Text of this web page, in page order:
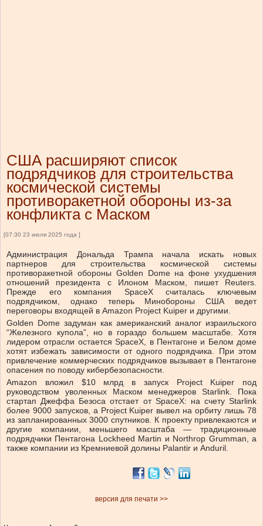
США расширяют список
подрядчиков для строительства
космической системы
противоракетной обороны из-за
конфликта с Маском
[07:30 23 июля 2025 года ]
Администрация Дональда Трампа начала искать новых
партнеров для строительства космической системы
противоракетной обороны Golden Dome на фоне ухудшения
отношений президента с Илоном Маском, пишет Reuters.
Прежде его компания SpaceX считалась ключевым
подрядчиком, однако теперь Минобороны США ведет
переговоры входящей в Amazon Project Kuiper и другими.
Golden Dome задуман как американский аналог израильского
“Железного купола”, но в гораздо большем масштабе. Хотя
лидером отрасли остается SpaceX, в Пентагоне и Белом доме
хотят избежать зависимости от одного подрядчика. При этом
привлечение коммерческих подрядчиков вызывает в Пентагоне
опасения по поводу кибербезопасности.
Amazon вложил $10 млрд в запуск Project Kuiper под
руководством уволенных Маском менеджеров Starlink. Пока
стартап Джеффа Безоса отстает от SpaceX: на счету Starlink
более 9000 запусков, а Project Kuiper вывел на орбиту лишь 78
из запланированных 3000 спутников. К проекту привлекаются и
другие компании, меньшего масштаба — традиционные
подрядчики Пентагона Lockheed Martin и Northrop Grumman, а
также компании из Кремниевой долины Palantir и Anduril.
версия для печати >>